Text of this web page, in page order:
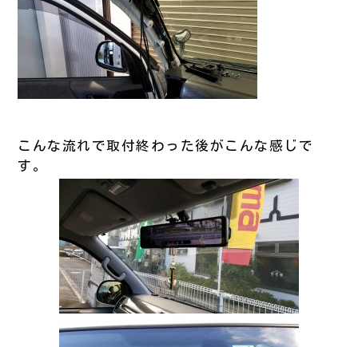
こんな流れで取付終わった後がこんな感じで
す。